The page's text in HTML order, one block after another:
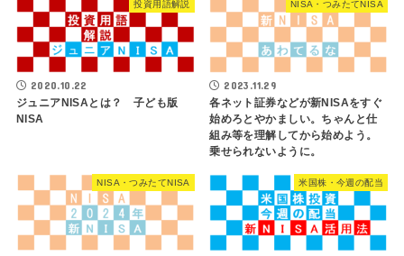
投資用語解説
2020.10.22
ジュニアNISAとは？ 子ども版
NISA
NISA・つみたてNISA
2023.11.29
各ネット証券などが新NISAをすぐ
始めろとやかましい。ちゃんと仕
組み等を理解してから始めよう。
乗せられないように。
NISA・つみたてNISA 米国株・今週の配当